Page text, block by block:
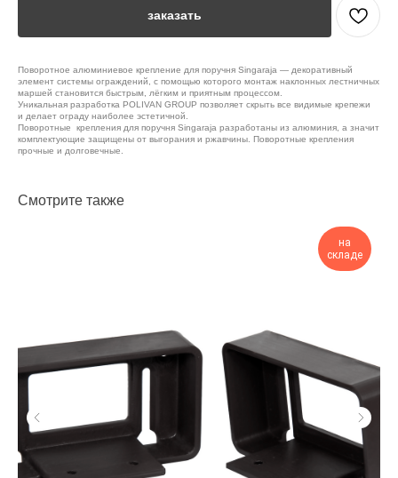
заказать
Поворотное алюминиевое крепление для поручня Singaraja — декоративный
элемент системы ограждений, с помощью которого монтаж наклонных лестничных
маршей становится быстрым, лёгким и приятным процессом.
Уникальная разработка POLIVAN GROUP позволяет скрыть все видимые крепежи
и делает ограду наиболее эстетичной.
Поворотные крепления для поручня Singaraja разработаны из алюминия, а значит
комплектующие защищены от выгорания и ржавчины. Поворотные крепления
прочные и долговечные.
Смотрите также
на
складе